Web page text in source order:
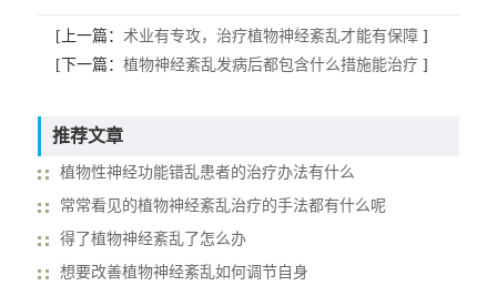
[上一篇： 术业有专攻，治疗植物神经紊乱才能有保障]
[下一篇： 植物神经紊乱发病后都包含什么措施能治疗]
推荐文章
植物性神经功能错乱患者的治疗办法有什么
常常看见的植物神经紊乱治疗的手法都有什么呢
得了植物神经紊乱了怎么办
想要改善植物神经紊乱如何调节自身